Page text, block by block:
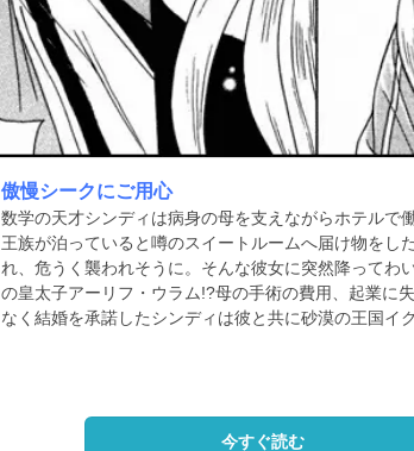
傲慢シークにご用心
数学の天才シンディは病身の母を支えながらホテルで
王族が泊っていると噂のスイートルームへ届け物をし
れ、危うく襲われそうに。そんな彼女に突然降って
の皇太子アーリフ・ウラム!?母の手術の費用、起業に
なく結婚を承諾したシンディは彼と共に砂漠の王国イ
今すぐ読む